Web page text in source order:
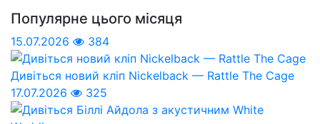
Популярне цього місяця
15.07.2026 384
Дивіться новий кліп Nickelback — Rattle The Cage
17.07.2026
325